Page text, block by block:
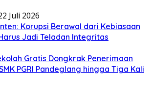
Juli 2026
Korupsi Berawal dari Kebiasaan
Jadi Teladan Integritas
Gratis Dongkrak Penerimaan
PGRI Pandeglang hingga Tiga Kali